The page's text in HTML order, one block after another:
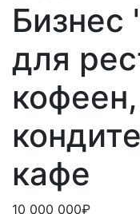
Бизнес
для
кафе
10 000 000₽